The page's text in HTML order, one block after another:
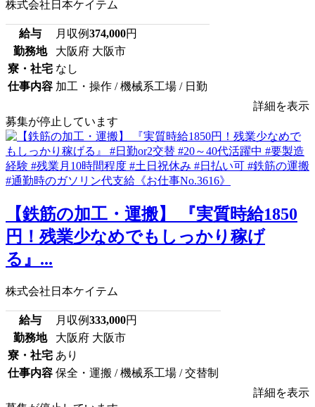
株式会社日本ケイテム
給与 月収例374,000円
勤務地
大阪府 大阪市
寮・社宅 なし
仕事内容 加工・操作 / 機械系工場 / 日勤
詳細を表示
募集が停止しています
【鉄筋の加工・運搬】 『実質時給1850
円！残業少なめでもしっかり稼げ
る』...
株式会社日本ケイテム
給与 月収例333,000円
勤務地
大阪府 大阪市
寮・社宅 あり
仕事内容 保全・運搬 / 機械系工場 / 交替制
詳細を表示